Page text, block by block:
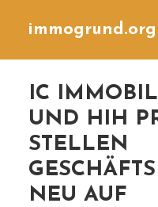
immogrund.org
IC
UND HIH
STELLEN
NEU AUF